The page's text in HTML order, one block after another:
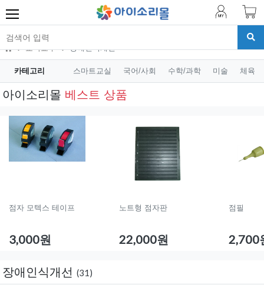
교육교구 장애인식개선
카테고리 스마트교실 국어/사회 수학/과학 미술 체육
아이소리몰 베스트 상품
점자 모텍스 테이프
3,000원
노트형 점자판
22,000원
점필
2,700
장애인식개선 (31)